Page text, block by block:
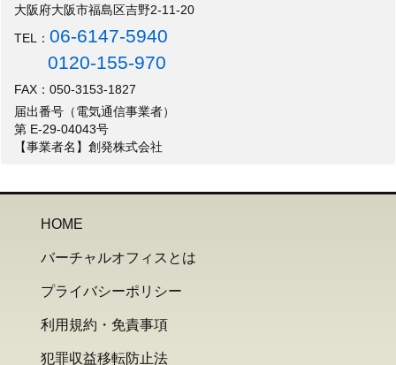
大阪府大阪市福島区吉野2-11-20
TEL：06-6147-5940
0120-155-970
FAX：050-3153-1827
届出番号（電気通信事業者）
第 E-29-04043号
【事業者名】創発株式会社
HOME
バーチャルオフィスとは
プライバシーポリシー
利用規約・免責事項
犯罪収益移転防止法